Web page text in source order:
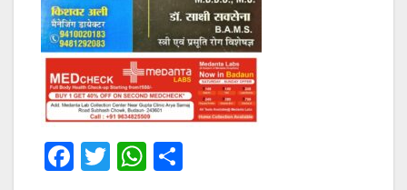
F
T
W